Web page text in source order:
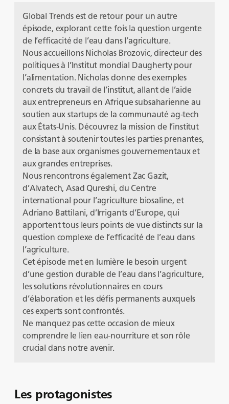
Global Trends est de retour pour un autre
épisode, explorant cette fois la question urgente
de l’efficacité de l’eau dans l’agriculture.
Nous accueillons Nicholas Brozovic, directeur des
politiques à l’Institut mondial Daugherty pour
l’alimentation. Nicholas donne des exemples
concrets du travail de l’institut, allant de l’aide
aux entrepreneurs en Afrique subsaharienne au
soutien aux startups de la communauté ag-tech
aux États-Unis. Découvrez la mission de l’institut
consistant à soutenir toutes les parties prenantes,
de la base aux organismes gouvernementaux et
aux grandes entreprises.
Nous rencontrons également Zac Gazit,
d’Alvatech, Asad Qureshi, du Centre
international pour l’agriculture biosaline, et
Adriano Battilani, d’Irrigants d’Europe, qui
apportent tous leurs points de vue distincts sur la
question complexe de l’efficacité de l’eau dans
l’agriculture.
Cet épisode met en lumière le besoin urgent
d’une gestion durable de l’eau dans l’agriculture,
les solutions révolutionnaires en cours
d’élaboration et les défis permanents auxquels
ces experts sont confrontés.
Ne manquez pas cette occasion de mieux
comprendre le lien eau-nourriture et son rôle
crucial dans notre avenir.
Les protagonistes